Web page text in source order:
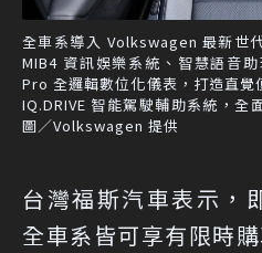
全車系導入 Volkswagen 最新世
MIB4 資訊娛樂系統、智慧語音
Pro 全邏輯數位化儀表，打造直
IQ.DRIVE 智能駕駛輔助系統，全
圖／Volkswagen 提供
台灣福斯汽車表示，
全車系皆可享有限時